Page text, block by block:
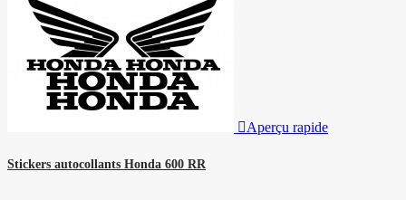
Aperçu rapide
Stickers autocollants Honda 600 RR